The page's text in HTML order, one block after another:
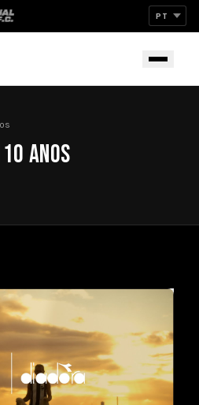
ANOS